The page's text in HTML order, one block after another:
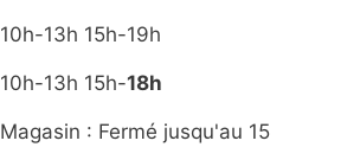
10h-13h 15h-19h
10h-13h 15h-18h
Magasin : Fermé jusqu'au 15